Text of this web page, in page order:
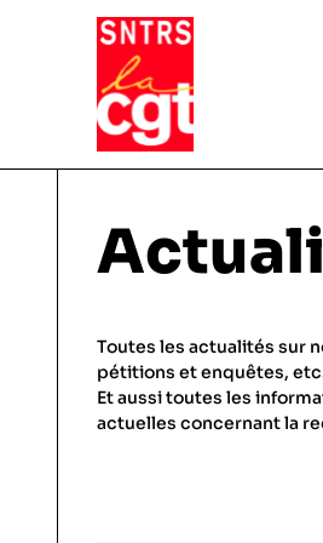
VIE DU
Pourquoi et
Notre
Conditions de travail
Toutes les actualités sur
pétitions et enquêtes,
Et aussi toutes les
actuelles concernant la